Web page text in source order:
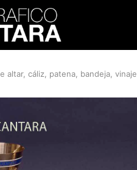
altar, cáliz, patena, bandeja,